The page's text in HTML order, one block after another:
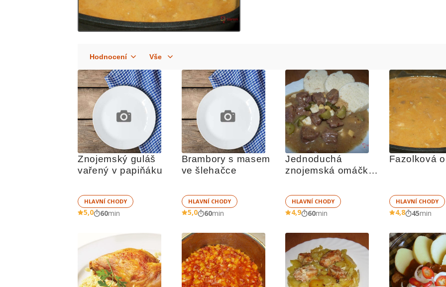
Znojemský guláš
vařený v papiňáku
HLAVNÍ CHODY
5,0 60min
Brambory s masem
ve šlehačce
HLAVNÍ CHODY
5,0 60min
Jednoduchá
znojemská omáčka s
HLAVNÍ CHODY
4,9 60min
Fazolková
HLAVNÍ CHODY
4,8 45min